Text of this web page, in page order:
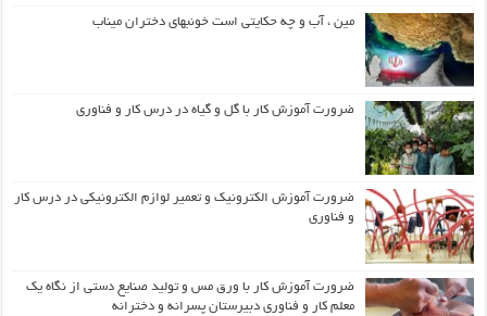
مین ، آب و چه حکایتی است خونبهای دختران میناب
ضرورت آموزش کار با گل و گیاه در درس کار و فناوری
ضرورت آموزش الکترونیک و تعمیر لوازم الکترونیکی در درس کار
و فناوری
ضرورت آموزش کار با ورق مس و تولید صنایع دستی از نگاه یک
معلم کار و فناوری دبیرستان پسرانه و دخترانه